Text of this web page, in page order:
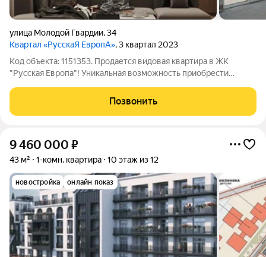
улица Молодой Гвардии,34
Квартал «РусскаЯ ЕвропА», 3 квартал 2023
Код объекта: 1151353. Продается видовая квартира в ЖК
"Русская Европа"! Уникальная возможность приобрести
квартира обладает рядом неоспоримых преимуществ:
Идеальное расположение и планировка:
Позвонить
9 460 000 ₽
43 м² 1-комн. квартира 10 этаж из 12
новостройка онлайн показ